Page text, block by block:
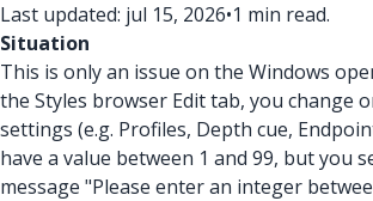
Last updated: jul 15, 2026•1 min read.
Situation
This is only an issue on the Windows
the Styles browser Edit tab, you change
settings (e.g. Profiles, Depth cue,
have a value between 1 and 99, but you
message "Please enter an integer